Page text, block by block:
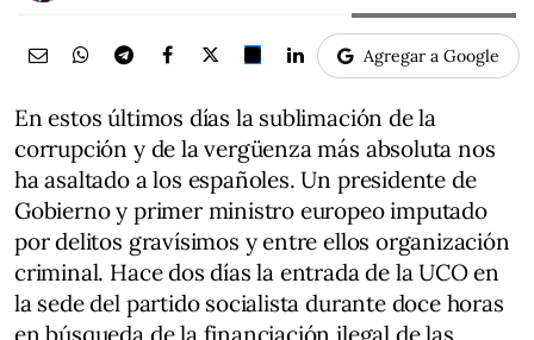
Agregar a Google
En estos últimos días la sublimación de la
corrupción y de la vergüenza más absoluta nos
ha asaltado a los españoles. Un presidente de
Gobierno y primer ministro europeo imputado
por delitos gravísimos y entre ellos organización
criminal. Hace dos días la entrada de la UCO en
la sede del partido socialista durante doce horas
en búsqueda de la financiación ilegal de las